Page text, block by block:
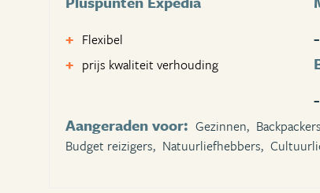
Flexibel
prijs kwaliteit verhouding
Aangeraden voor: Gezinnen,
Budget reizigers, Natuurliefhebbers,